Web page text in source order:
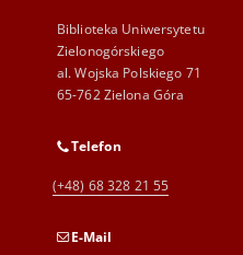
Biblioteka Uniwersytetu
Zielonogórskiego
al. Wojska Polskiego 71
65-762 Zielona Góra
Telefon
(+48) 68 328 21 55
E-Mail